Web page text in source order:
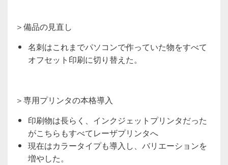
＞備品の見直し
名刺はこれまでパソコンで作っていた物をすべて
オフセット印刷に切り替えた。
＞専用プリンタの本格導入
印刷物は長らく、インクジェットプリンタだった
がこちらもすべてレーザプリンタへ
現在はカラータイプも導入し、バリエーションを
増やした。